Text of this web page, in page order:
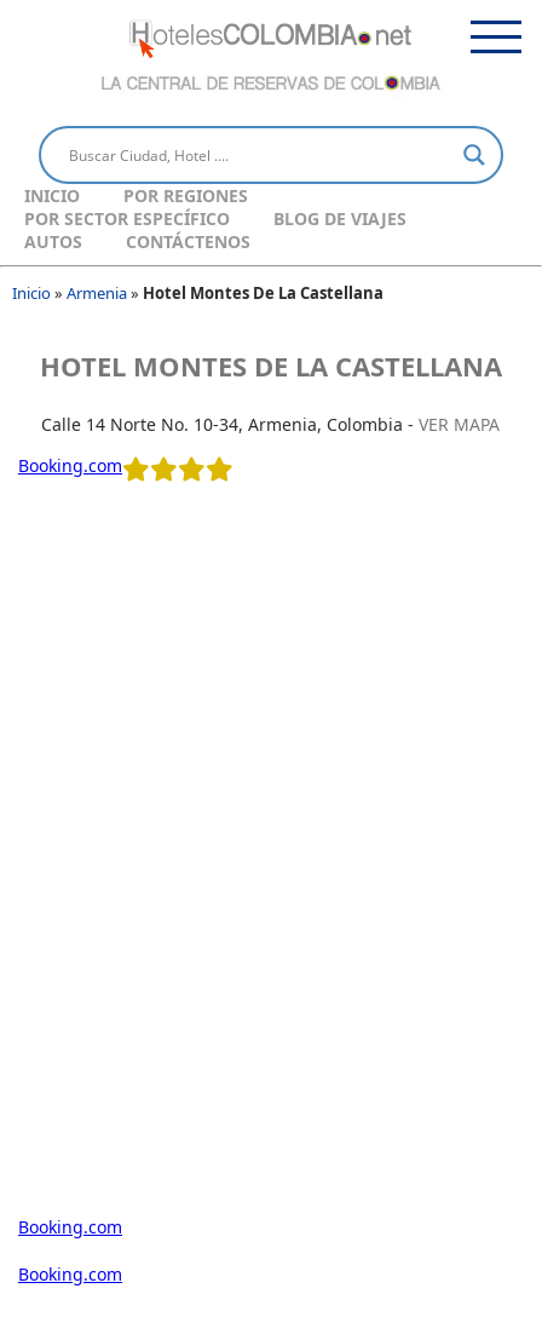
INICIO
POR REGIONES
POR SECTOR ESPECÍFICO
BLOG DE VIAJES
AUTOS
CONTÁCTENOS
Inicio» Armenia» Hotel Montes De La Castellana
HOTEL MONTES DE LA CASTELLANA
Calle 14 Norte No. 10-34, Armenia, Colombia -VER MAPA
Booking.com
Booking.com
Booking.com